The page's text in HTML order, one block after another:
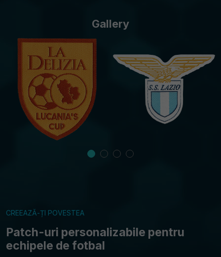
Gallery
CREEAZĂ-ȚI POVESTEA
Patch-uri personalizabile pentru
echipele de fotbal